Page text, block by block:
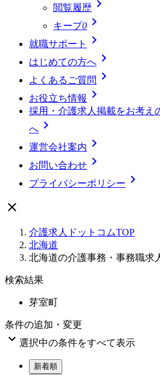
閲覧履歴 
キープ0 
就職サポート 
はじめての方へ 
よくあるご質問 
お役立ち情報 
採用・介護求人掲載をお考え
へ 
運営会社案内 
お問い合わせ 
プライバシーポリシー 

介護求人ドットコムTOP
北海道
北海道の介護事務・事務職求
検索結果
芽室町
条件の追加・変更
 選択中の条件をすべて表示
新着順